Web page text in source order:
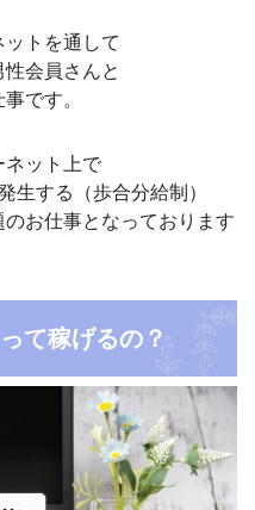
トを通して
会員さんと
です。
ネット上で
生する（歩合分給制）
お仕事となっております
て稼げるの？